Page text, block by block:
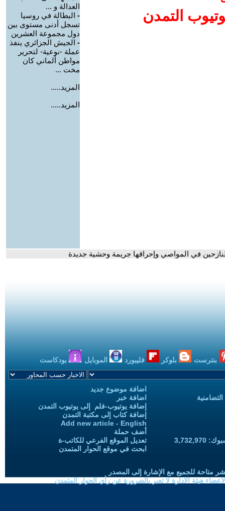
التمدن
العدالة و ...
- البطالة في روسيا
تسجل أدنى مستوى بين
دول مجموعة العشرين
- الجيش الجزائري ينفذ
عملة -نوعية- لتحرير
مواطن ألماني كان
مخت ...
المزيد.....
المزيد.....
في المواصي وإحراقها جريمة وحشية جديدة
بنترست بلوكر فليبورد الموبايل بودكاست
اضافة موضوع جديد
اضافة خبر
إضافة يوتيوب-فلم إلى يوتيوب التمدن
إضافة كتاب إلى مكتبة التمدن
Add new article - English
أضف حملة
تعديل الموقع الفرعي للكاتب-ة
ابحث في موقع الحوار المتمدن
متاحة للجميع مع الإشارة إلى المصدر
هيئة الادارة لا تعبر بالضرورة عن رأي الحوار المتمدن